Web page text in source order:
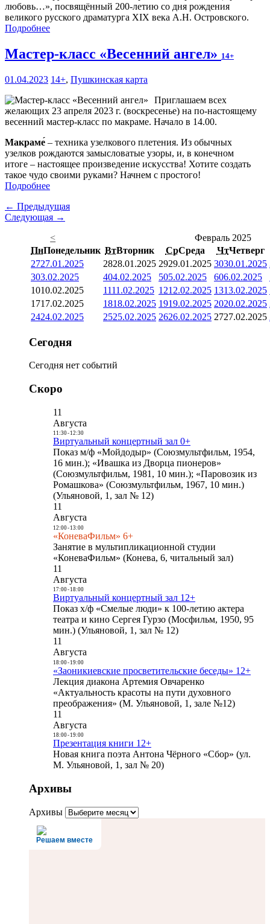
любовь…», посвящённый 200-летию со дня рождения
великого русского драматурга XIX века А.Н. Островского.
Подробнее
Мастер-класс «Весенний ангел» 14+
01.04.2023 14+, Пушкинская карта
Приглашаем всех
желающих 23 апреля 2023 г. (воскресенье) на по-настоящему
весенний мастер-класс по макраме. Начало в 14.00.
Макраме́ – техника узелкового плетения. Из обычных
узелков рождаются замысловатые узоры, и, в конечном
итоге – настоящее произведение искусства! Хотите создать
такое чудо своими руками? Начнем с простого!
Подробнее
← Предыдущая
Следующая →
<
Февраль 2025
ПнПонедельник ВтВторник СрСреда ЧтЧетверг
2727.01.2025 2828.01.2025 2929.01.2025 3030.01.2025
303.02.2025 404.02.2025 505.02.2025 606.02.2025
1010.02.2025 1111.02.2025 1212.02.2025 1313.02.2025
1717.02.2025 1818.02.2025 1919.02.2025 2020.02.2025
2424.02.2025 2525.02.2025 2626.02.2025 2727.02.2025
Сегодня
Сегодня нет событий
Скоро
11
Августа
11:30- 12:30
Виртуальный концертный зал 0+
Показ м/ф «Мойдодыр» (Союзмультфильм, 1954,
16 мин.); «Ивашка из Дворца пионеров»
(Союзмультфильм, 1981, 10 мин.); «Паровозик из
Ромашкова» (Союзмультфильм, 1967, 10 мин.)
(Ульяновой, 1, зал № 12)
11
Августа
12:00- 13:00
«КоневаФильм» 6+
Занятие в мультипликационной студии
«КоневаФильм» (Конева, 6, читальный зал)
11
Августа
17:00- 18:00
Виртуальный концертный зал 12+
Показ х/ф «Смелые люди» к 100-летию актера
театра и кино Сергея Гурзо (Мосфильм, 1950, 95
мин.) (Ульяновой, 1, зал № 12)
11
Августа
18:00- 19:00
«Заоникиевские просветительские беседы» 12+
Лекция диакона Артемия Овчаренко
«Актуальность красоты на пути духовного
преображения» (М. Ульяновой, 1, зале №12)
11
Августа
18:00- 19:00
Презентация книги 12+
Новая книга поэта Антона Чёрного «Сбор» (ул.
М. Ульяновой, 1, зал № 20)
Архивы
Архивы
Решаем вместе